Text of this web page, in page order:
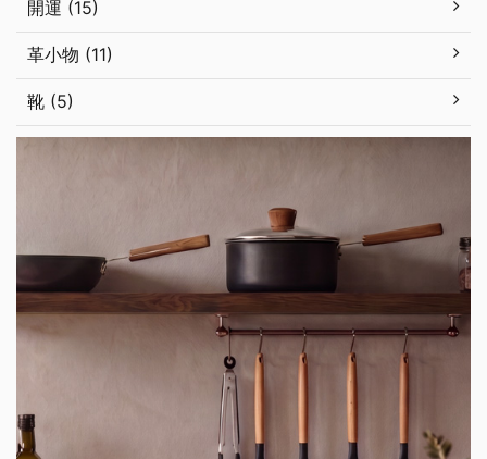
開運 (15)
革小物 (11)
靴 (5)